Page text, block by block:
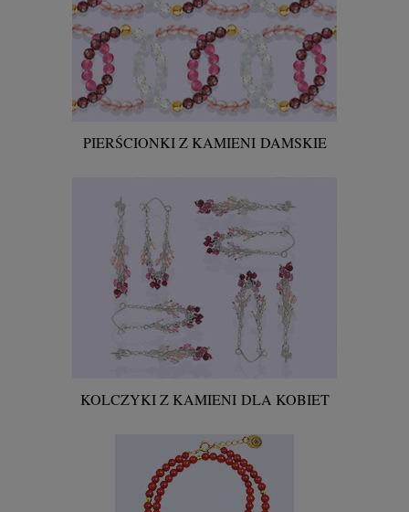
PIERŚCIONKI Z KAMIENI DAMSKIE
KOLCZYKI Z KAMIENI DLA KOBIET